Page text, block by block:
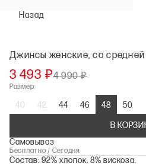
Назад
Джинсы женские, со средней
3 493 ₽4 990 ₽
Размер:
40 42 44 46 48
50
В
Самовывоз
Бесплатно / Сегодня
Состав: 92% хлопок, 8% вискоза.